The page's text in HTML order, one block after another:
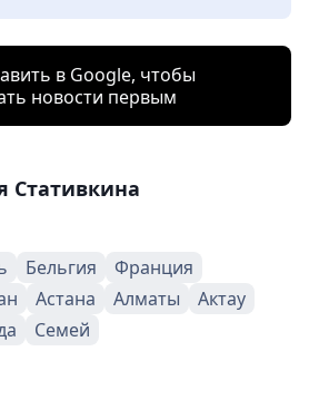
в Google, чтобы
новости первым
Стативкина
Бельгия
Франция
Астана Алматы
Актау
Семей